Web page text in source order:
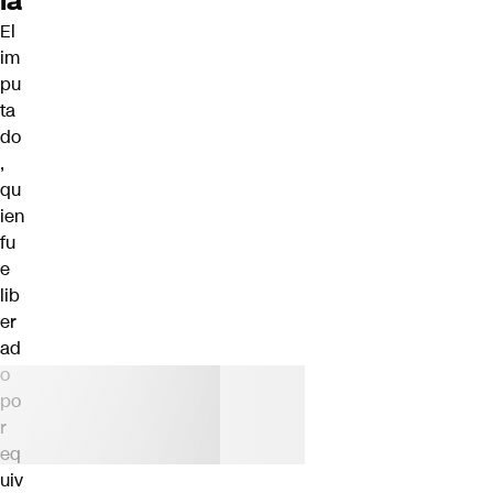
El
im
pu
ta
do
,
qu
ien
fu
e
lib
er
ad
o
po
r
eq
uiv